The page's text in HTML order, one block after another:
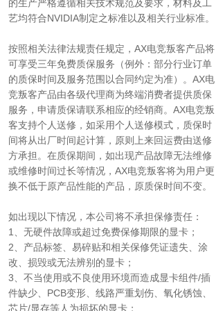
的生产严格遵循相关技术规范及要求，材料及工
艺均符合NVIDIA制定之标准以及相关行业标准。
按照相关法律法规责任规定，AX电竞叛客产品将
可享受三年免费质保服务（例外：部分行业订单
的质保时间及服务范围以合同约定为准）。AX电
竞叛客产品由各级代理商为终端消费者提供质保
服务，申请质保请联系相应的经销商。AX电竞叛
客支持个人送修，如采用个人送修模式，质保时
间将从出厂时间起计算，原则上来回运费由送修
方承担。在质保期间，如出现产品故障无法维修
或维修时间过长等情况，AX电竞叛客将为用户更
换不低于原产品性能的产品，原质保时间不变。
如出现以下情况，本公司将不承担保修责任：
1、无硬件故障或超过免费保修期限的显卡；
2、产品标签、易碎贴和相关保修凭证遗失、涂
改、损毁或无法辨别的显卡；
3、不当使用或不良使用环境而造成显卡组件/插
件缺少、PCB变形、线路严重划伤、氧化锈蚀、
芯片/显存等人为损坏的显卡；